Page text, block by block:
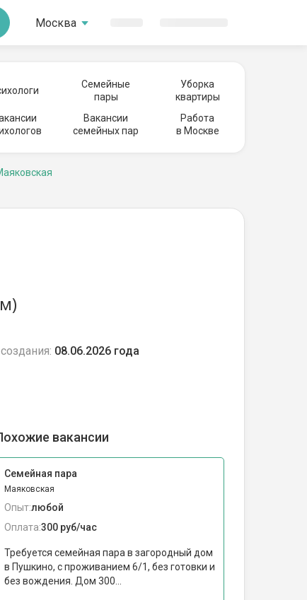
Москва
Семейные
пары
Уборка
квартиры
Вакансии
семейных пар
Работа
в Москве
08.06.2026 года
вакансии
Семейная пара
Маяковская
Опыт:любой
Оплата:300 руб/час
Требуется семейная пара в загородный дом
в Пушкино, с проживанием 6/1, без готовки и
без вождения. Дом 300...